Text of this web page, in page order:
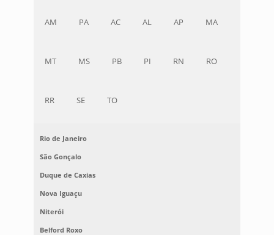
AM PA AC AL AP MA
MT MS PB PI RN RO
RR SE TO
Rio de Janeiro
São Gonçalo
Duque de Caxias
Nova Iguaçu
Niterói
Belford Roxo